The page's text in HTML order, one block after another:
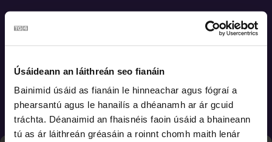
Úsáideann an láithreán seo fianáin
Bainimid úsáid as fianáin le hinneachar agus fógraí a
phearsantú agus le hanailís a dhéanamh ar ár gcuid
tráchta. Déanaimid an fhaisnéis faoin úsáid a bhaineann
tú as ár láithreán gréasáin a roinnt chomh maith lenár
Bunscoil
Sraith Shóisearach & GCSE
Ardteist, AS/A2 & Foghlaimeoirí Fásta